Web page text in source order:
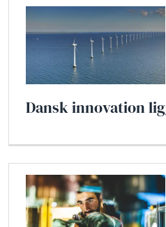
Dansk innovation